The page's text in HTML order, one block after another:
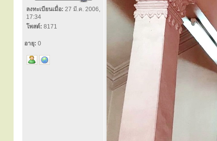
ลงทะเบียนเมื่อ: 27 มี.ค. 2006,
17:34
โพสต์: 8171
อายุ: 0